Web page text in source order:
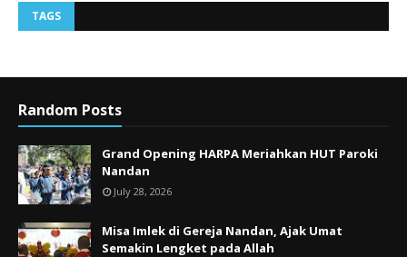
TAGS
Random Posts
Grand Opening HARPA Meriahkan HUT Paroki
Nandan
July 28, 2026
Misa Imlek di Gereja Nandan, Ajak Umat
Semakin Lengket pada Allah